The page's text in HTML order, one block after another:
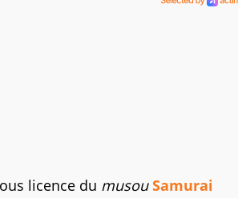
licence du musou Samurai